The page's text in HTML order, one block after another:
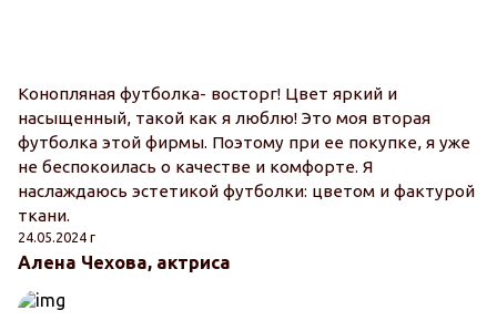
Конопляная футболка- восторг! Цвет яркий и
насыщенный, такой как я люблю! Это моя вторая
футболка этой фирмы. Поэтому при ее покупке, я уже
не беспокоилась о качестве и комфорте. Я
наслаждаюсь эстетикой футболки: цветом и фактурой
ткани.
24.05.2024 г
Алена Чехова, актриса